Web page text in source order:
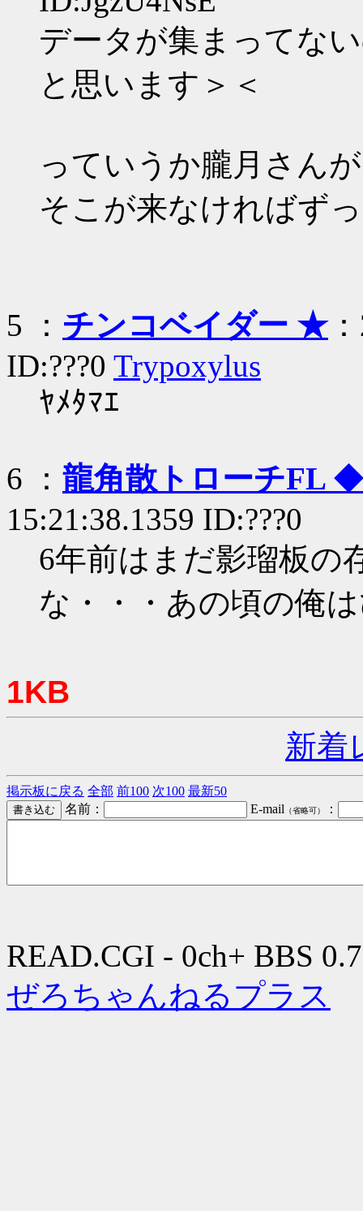
データが集まってな
と思います＞＜
っていうか朧月さん
そこが来なければず
5 ： チンコベイダー ★
ID:???0 Trypoxylus
ﾔﾒﾀﾏｴ
6 ： 龍角散トローチFL
15:21:38.1359 ID:???0
6年前はまだ影瑠板の
な・・・あの頃の俺
1KB
新着
掲示板に戻る 全部 前100 次100 最新50
名前：
E-mail （省略可） ：
READ.CGI - 0ch+ BBS
ぜろちゃんねるプラス